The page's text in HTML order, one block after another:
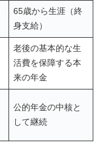
65歳から生涯（終
身支給）
老後の基本的な生
活費を保障する本
来の年金
公的年金の中核と
して継続